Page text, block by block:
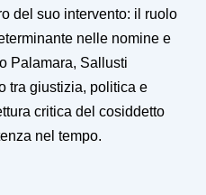
del suo intervento: il ruolo
nelle nomine e
Palamara, Sallusti
tra giustizia, politica e
critica del cosiddetto
nel tempo.